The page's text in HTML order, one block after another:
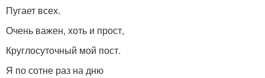
Пугает всех.
Очень важен, хоть и прост,
Круглосуточный мой пост.
Я по сотне раз на дню